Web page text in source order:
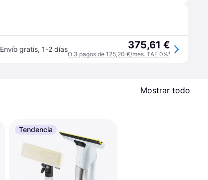
Envío gratis, 1-2 días 375,61 €
O 3 pagos de 125,20 €/mes. TAE 0%¹
Mostrar todo
Tendencia